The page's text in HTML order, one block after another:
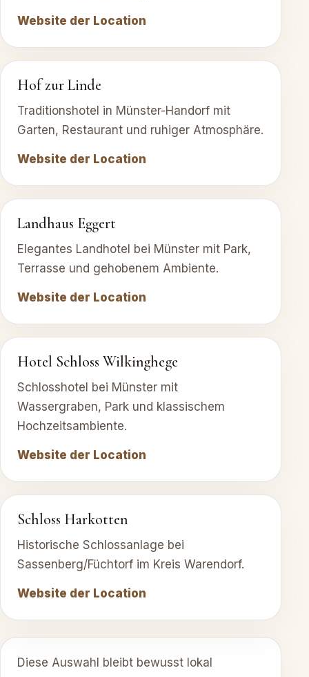
Website der Location
Hof zur Linde
Traditionshotel in Münster-Handorf mit
Garten, Restaurant und ruhiger Atmosphäre.
Website der Location
Landhaus Eggert
Elegantes Landhotel bei Münster mit Park,
Terrasse und gehobenem Ambiente.
Website der Location
Hotel Schloss Wilkinghege
Schlosshotel bei Münster mit
Wassergraben, Park und klassischem
Hochzeitsambiente.
Website der Location
Schloss Harkotten
Historische Schlossanlage bei
Sassenberg/Füchtorf im Kreis Warendorf.
Website der Location
Diese Auswahl bleibt bewusst lokal